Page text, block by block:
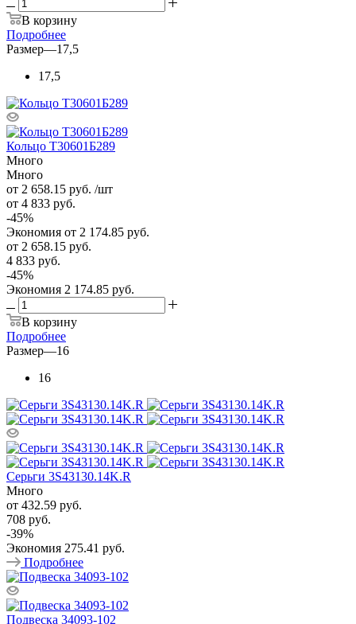
В корзину
Подробнее
Размер—17,5
17,5
Кольцо Т30601Б289
Много
Много
от 2 658.15 руб. /шт
от 4 833 руб.
-45%
Экономия от 2 174.85 руб.
от 2 658.15 руб.
4 833 руб.
-45%
Экономия 2 174.85 руб.
В корзину
Подробнее
Размер—16
16
Серьги 3S43130.14K.R
Много
от 432.59 руб.
708 руб.
-39%
Экономия 275.41 руб.
Подробнее
Подвеска 34093-102